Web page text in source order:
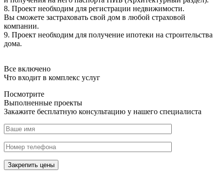
8. Проект необходим для регистрации недвижимости.
Вы сможете застраховать свой дом в любой страховой
компании.
9. Проект необходим для получение ипотеки на строительства
дома.
Все включено
Что входит в комплекс услуг
Посмотрите
Выполненные проекты
Закажите бесплатную консультацию у нашего специалиста